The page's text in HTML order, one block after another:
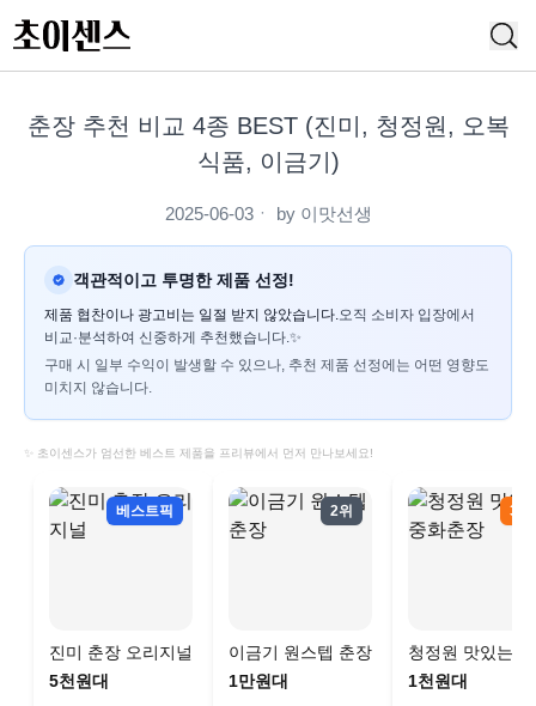
춘장 추천 비교 4종 BEST (진미, 청정원, 오복
식품, 이금기)
2025-06-03ㆍ by 이맛선생
객관적이고 투명한 제품 선정!
제품 협찬이나 광고비는 일절 받지 않았습니다.오직 소비자 입장에서
비교·분석하여 신중하게 추천했습니다.✨
구매 시 일부 수익이 발생할 수 있으나, 추천 제품 선정에는 어떤 영향도
미치지 않습니다.
✨ 초이센스가 엄선한 베스트 제품을 프리뷰에서 먼저 만나보세요!
베스트픽
진미 춘장 오리지널
5천원대
2위
이금기 원스텝 춘장
1만원대
3위
청정원 맛있는
춘장
1천원대